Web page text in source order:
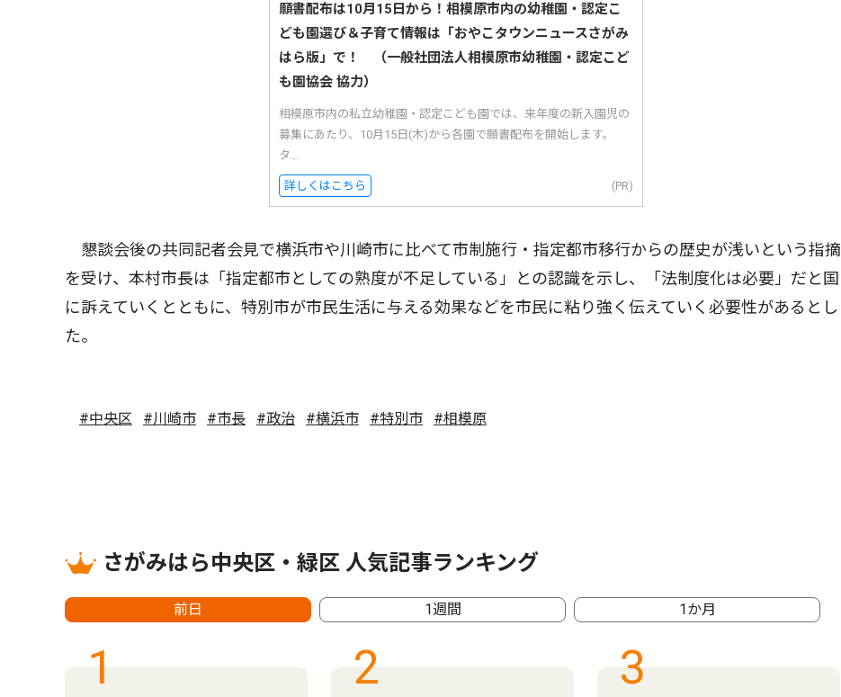
願書配布は10月15日から！相模原市内の幼稚園・認定こ
ども園選び＆子育て情報は「おやこタウンニュースさがみ
はら版」で！ （一般社団法人相模原市幼稚園・認定こど
も園協会 協力）
相模原市内の私立幼稚園・認定こども園では、来年度の新入園児の
募集にあたり、10月15日(木)から各園で願書配布を開始します。
タ...
詳しくはこちら (PR)
懇談会後の共同記者会見で横浜市や川崎市に比べて市制施行・指定都市移行からの歴史が浅いという指摘
を受け、本村市長は「指定都市としての熟度が不足している」との認識を示し、「法制度化は必要」だと国
に訴えていくとともに、特別市が市民生活に与える効果などを市民に粘り強く伝えていく必要性があるとし
た。
#中央区 #川崎市 #市長 #政治 #横浜市 #特別市 #相模原
さがみはら中央区・緑区 人気記事ランキング
前日 1週間 1か月
1 2 3